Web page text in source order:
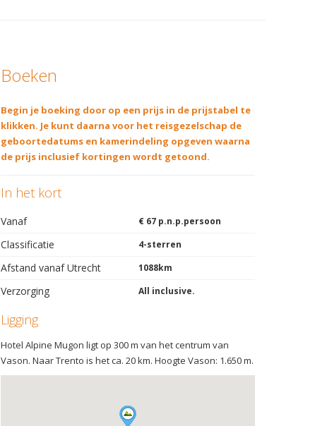
Boeken
Begin je boeking door op een prijs in de prijstabel te
klikken. Je kunt daarna voor het reisgezelschap de
geboortedatums en kamerindeling opgeven waarna
de prijs inclusief kortingen wordt getoond.
In het kort
Vanaf € 67 p.n.p.persoon
Classificatie 4-sterren
Afstand vanaf Utrecht 1088km
Verzorging All inclusive.
Ligging
Hotel Alpine Mugon ligt op 300 m van het centrum van
Vason. Naar Trento is het ca. 20 km. Hoogte Vason: 1.650 m.